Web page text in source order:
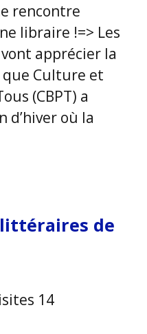
rencontre
libraire !=> Les
apprécier la
Culture et
(CBPT) a
d’hiver où la
de
14